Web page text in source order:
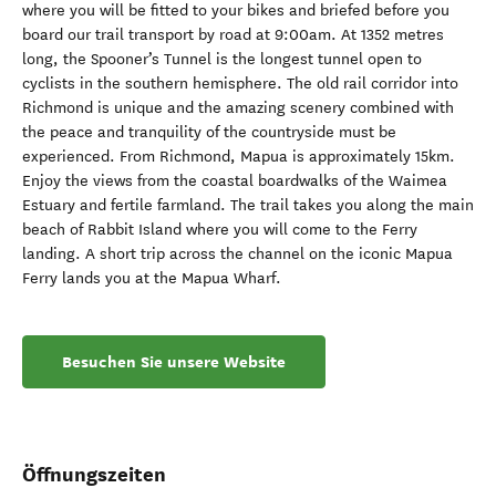
where you will be fitted to your bikes and briefed before you
board our trail transport by road at 9:00am. At 1352 metres
long, the Spooner’s Tunnel is the longest tunnel open to
cyclists in the southern hemisphere. The old rail corridor into
Richmond is unique and the amazing scenery combined with
the peace and tranquility of the countryside must be
experienced. From Richmond, Mapua is approximately 15km.
Enjoy the views from the coastal boardwalks of the Waimea
Estuary and fertile farmland. The trail takes you along the main
beach of Rabbit Island where you will come to the Ferry
landing. A short trip across the channel on the iconic Mapua
Ferry lands you at the Mapua Wharf.
Besuchen Sie unsere Website
Öffnungszeiten